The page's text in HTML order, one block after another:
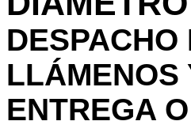
LLÁMENOS
ENTREGA